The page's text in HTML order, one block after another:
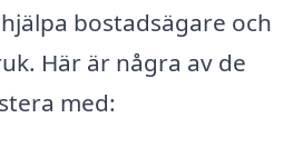
bostadsägare och
Här är några av de
med: